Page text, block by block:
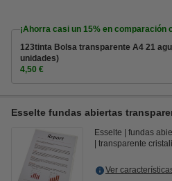
¡Ahorra casi un 15% en comparación
123tinta Bolsa transparente A4 21
unidades)
4,50 €
Esselte fundas abiertas
Esselte fundas
transparente
Ver